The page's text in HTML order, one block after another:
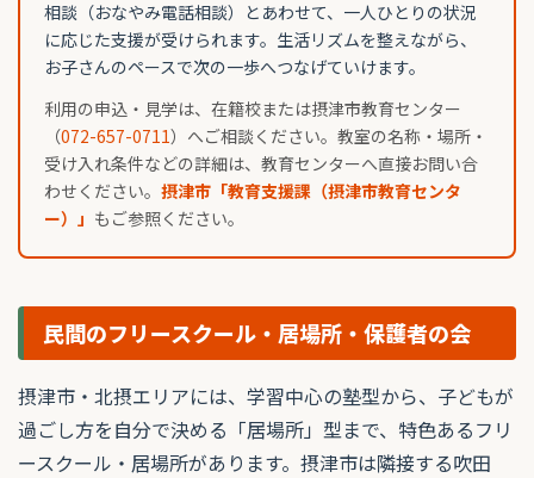
相談（おなやみ電話相談）とあわせて、一人ひとりの状況
に応じた支援が受けられます。生活リズムを整えながら、
お子さんのペースで次の一歩へつなげていけます。
利用の申込・見学は、在籍校または摂津市教育センター
（072-657-0711）へご相談ください。教室の名称・場所・
受け入れ条件などの詳細は、教育センターへ直接お問い合
わせください。 摂津市「教育支援課（摂津市教育センタ
ー）」 もご参照ください。
民間のフリースクール・居場所・保護者の会
摂津市・北摂エリアには、学習中心の塾型から、子どもが
過ごし方を自分で決める「居場所」型まで、特色あるフリ
ースクール・居場所があります。摂津市は隣接する吹田